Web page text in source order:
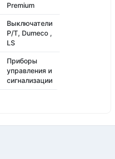
Premium
Выключатели
P/T, Dumeco ,
LS
Приборы
управления и
сигнализации